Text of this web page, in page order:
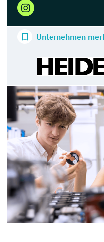
Unternehmen